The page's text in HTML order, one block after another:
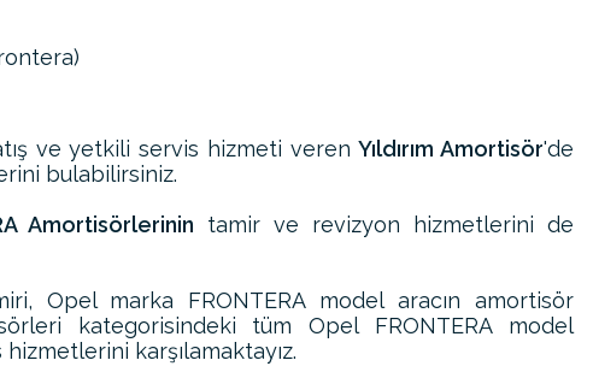
ve yetkili servis hizmeti verenYıldırım Amortisör'de
bulabilirsiniz.
Amortisörlerinin tamir ve revizyon hizmetlerini de
Opel marka FRONTERA model aracın amortisör
kategorisindeki tüm Opel FRONTERA model
karşılamaktayız.